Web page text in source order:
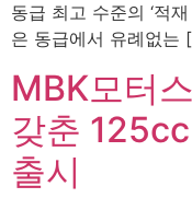
동급 최고 수준의 ‘적
은 동급에서 유례없는
MBK모터
갖춘
출시